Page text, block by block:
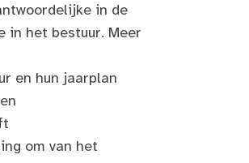
in de
in het bestuur. Meer
en hun jaarplan
om van het